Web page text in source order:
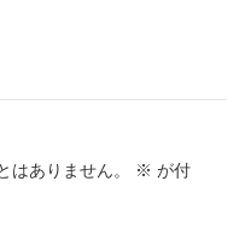
はありません。 ※ が付